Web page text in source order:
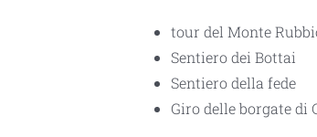
tour del Monte
Sentiero dei Bottai
Sentiero della fede
Giro delle borgate di